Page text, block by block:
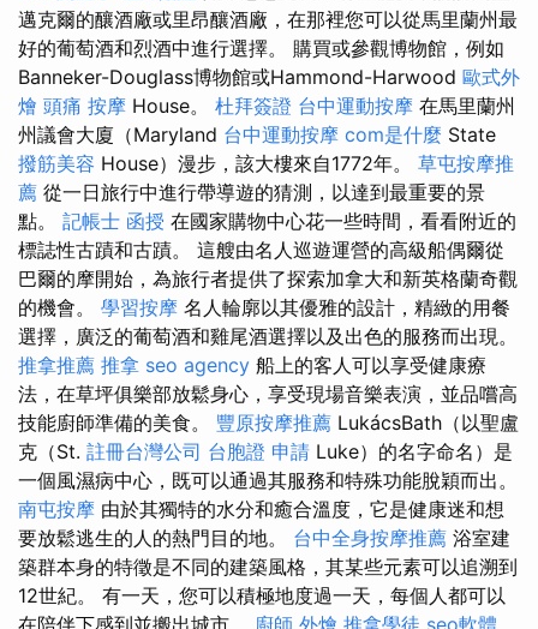
邁克爾的釀酒廠或里昂釀酒廠，在那裡您可以從馬里蘭州最
好的葡萄酒和烈酒中進行選擇。 購買或參觀博物館，例如
Banneker-Douglass博物館或Hammond-Harwood 歐式外
燴 頭痛 按摩 House。 杜拜簽證 台中運動按摩 在馬里蘭州
州議會大廈（Maryland 台中運動按摩 com是什麼 State
撥筋美容 House）漫步，該大樓來自1772年。 草屯按摩推
薦 從一日旅行中進行帶導遊的猜測，以達到最重要的景
點。 記帳士 函授 在國家購物中心花一些時間，看看附近的
標誌性古蹟和古蹟。 這艘由名人巡遊運營的高級船偶爾從
巴爾的摩開始，為旅行者提供了探索加拿大和新英格蘭奇觀
的機會。 學習按摩 名人輪廓以其優雅的設計，精緻的用餐
選擇，廣泛的葡萄酒和雞尾酒選擇以及出色的服務而出現。
推拿推薦 推拿 seo agency 船上的客人可以享受健康療
法，在草坪俱樂部放鬆身心，享受現場音樂表演，並品嚐高
技能廚師準備的美食。 豐原按摩推薦 LukácsBath（以聖盧
克（St. 註冊台灣公司 台胞證 申請 Luke）的名字命名）是
一個風濕病中心，既可以通過其服務和特殊功能脫穎而出。
南屯按摩 由於其獨特的水分和癒合溫度，它是健康迷和想
要放鬆逃生的人的熱門目的地。 台中全身按摩推薦 浴室建
築群本身的特徵是不同的建築風格，其某些元素可以追溯到
12世紀。 有一天，您可以積極地度過一天，每個人都可以
在陪伴下感到並搬出城市。 廚師 外燴 推拿學徒 seo軟體